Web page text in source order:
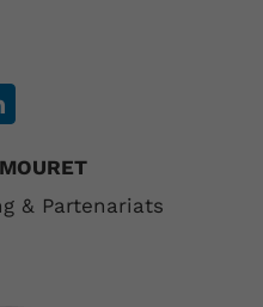
& Partenariats